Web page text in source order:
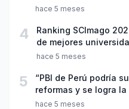
año escolar 2026
hace 5 meses
4
Ranking SCImago
de mejores
hace 5 meses
5
“PBI de Perú podría
reformas y se logra
hace 5 meses